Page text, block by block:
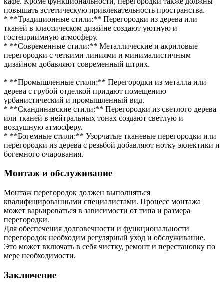
повышать эстетическую привлекательность пространства.
* **Традиционные стили:** Перегородки из дерева или
тканей в классическом дизайне создают уютную и
гостеприимную атмосферу.
* **Современные стили:** Металлические и акриловые
перегородки с четкими линиями и минималистичным
дизайном добавляют современный штрих.
* **Промышленные стили:** Перегородки из металла или
дерева с грубой отделкой придают помещению
урбанистический и промышленный вид.
* **Скандинавские стили:** Перегородки из светлого дерева
или тканей в нейтральных тонах создают светлую и
воздушную атмосферу.
* **Богемные стили:** Узорчатые тканевые перегородки или
перегородки из дерева с резьбой добавляют нотку эклектики и
богемного очарования.
Монтаж и обслуживание
Монтаж перегородок должен выполняться
квалифицированными специалистами. Процесс монтажа
может варьироваться в зависимости от типа и размера
перегородки.
Для обеспечения долговечности и функциональности
перегородок необходим регулярный уход и обслуживание.
Это может включать в себя чистку, ремонт и перестановку по
мере необходимости.
Заключение